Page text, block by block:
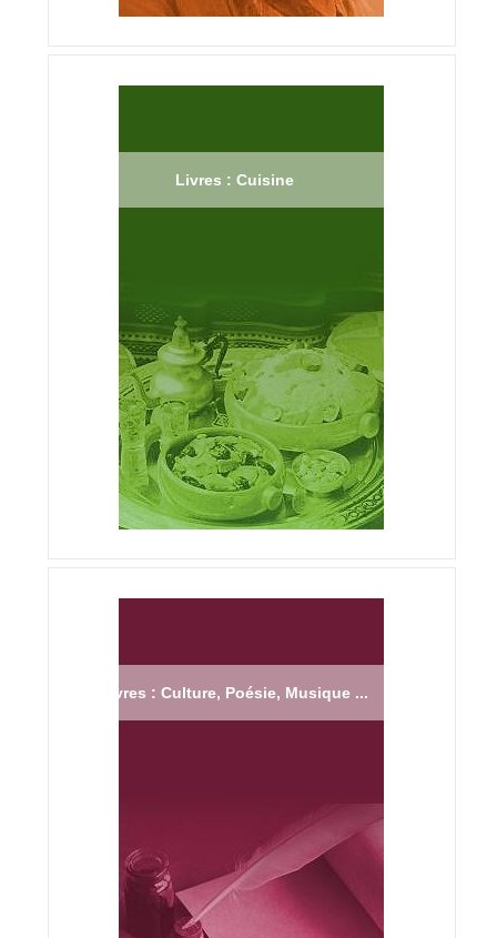
Livres : Cuisine
Livres : Culture, Poésie, Musique ...